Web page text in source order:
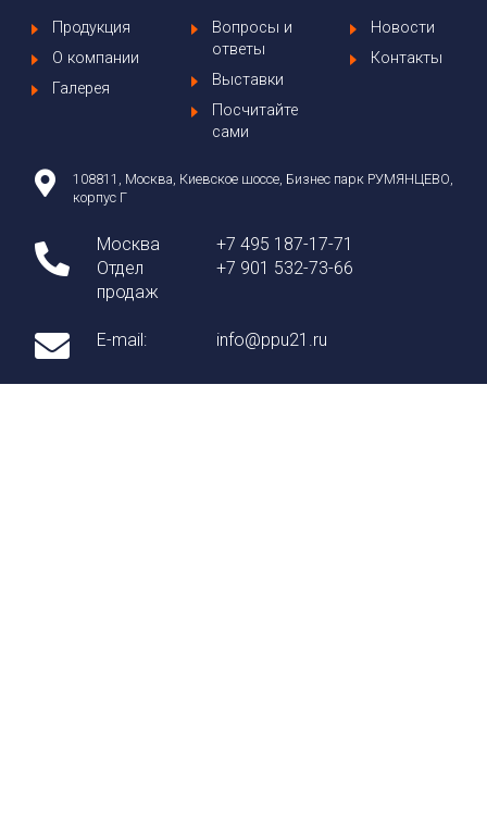
Продукция
О компании
Галерея
Вопросы и
ответы
Выставки
Посчитайте
сами
Новости
Контакты
108811, Москва, Киевское шоссе, Бизнес парк РУМЯНЦЕВО,
корпус Г
Москва
Отдел
продаж
+7 495 187-17-71
+7 901 532-73-66
E-mail: info@ppu21.ru